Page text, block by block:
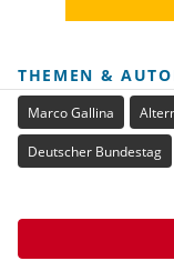
THEMEN &
Marco Gallina
Deutscher Bundestag